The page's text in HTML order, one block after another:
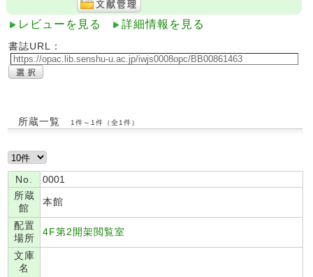
レビューを見る 詳細情報を見る
書誌URL：
所蔵一覧 1件～1件（全1件）
No.
0001
所蔵
館
本館
配置
場所
4F第2開架閲覧室
文庫
名